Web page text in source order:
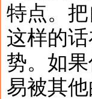
特点。
这样的
势。如
易被其